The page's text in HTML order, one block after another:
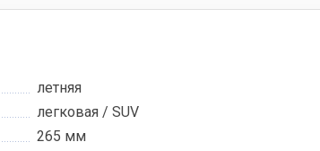
летняя
легковая / SUV
265 мм